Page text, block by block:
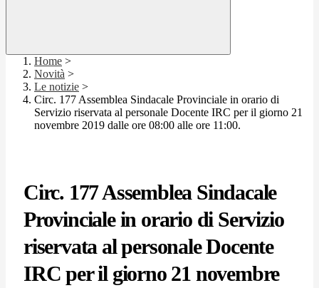
Home >
Novità >
Le notizie >
Circ. 177 Assemblea Sindacale Provinciale in orario di
Servizio riservata al personale Docente IRC per il giorno 21
novembre 2019 dalle ore 08:00 alle ore 11:00.
Circ. 177 Assemblea Sindacale
Provinciale in orario di Servizio
riservata al personale Docente
IRC per il giorno 21 novembre